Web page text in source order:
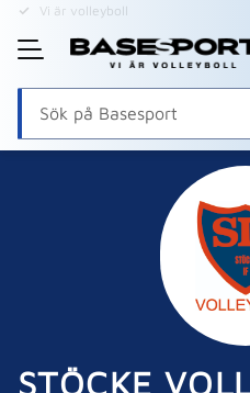
Meny
Online sedan 1995
STÖCKE